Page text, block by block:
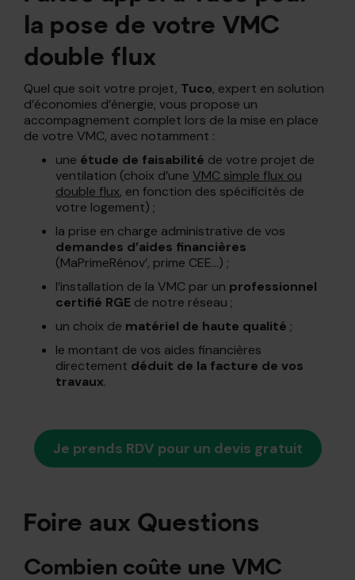
la pose de votre VMC
double flux
Quel que soit votre projet, Tuco, expert en solution
d’économies d’énergie, vous propose un
accompagnement complet lors de la mise en place
de votre VMC, avec notamment :
une étude de faisabilité de votre projet de
ventilation (choix d’une VMC simple flux ou
double flux, en fonction des spécificités de
votre logement) ;
la prise en charge administrative de vos
demandes d’aides financières
(MaPrimeRénov’, prime CEE…) ;
l’installation de la VMC par un professionnel
certifié RGE de notre réseau ;
un choix de matériel de haute qualité ;
le montant de vos aides financières
directement déduit de la facture de vos
travaux.
Je prends RDV pour un devis gratuit
Foire aux Questions
Combien coûte une VMC